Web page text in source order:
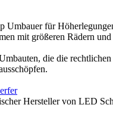
Umbauer für
mit größeren Rädern und
die die rechtlichen
Hersteller von LED